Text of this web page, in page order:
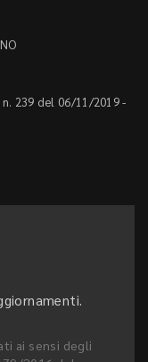
239 del 06/11/2019 -
ai sensi degli